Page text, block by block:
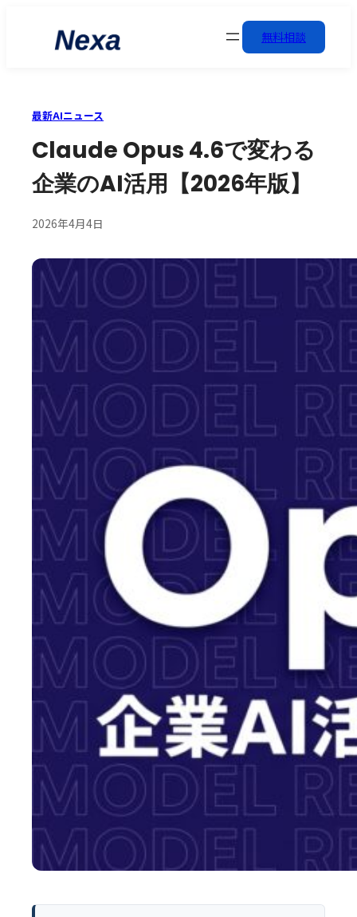
無料相談
最新AIニュース
Claude Opus 4.6で変わる
企業のAI活用【2026年版】
2026年4月4日